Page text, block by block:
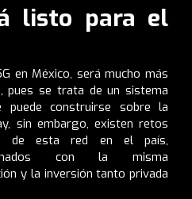
listo para el
en México, será mucho más
pues se trata de un sistema
puede construirse sobre la
sin embargo, existen retos
de esta red en el país,
con la misma
y la inversión tanto privada